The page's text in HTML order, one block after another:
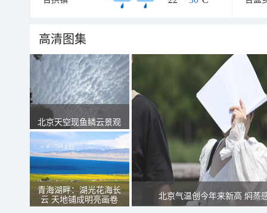
高清图集
北京天空现鱼鳞云景观
青海湖畔：湖光花海长
云 天地铺成明亮画卷
北京气温创今年来新高 焖蒸